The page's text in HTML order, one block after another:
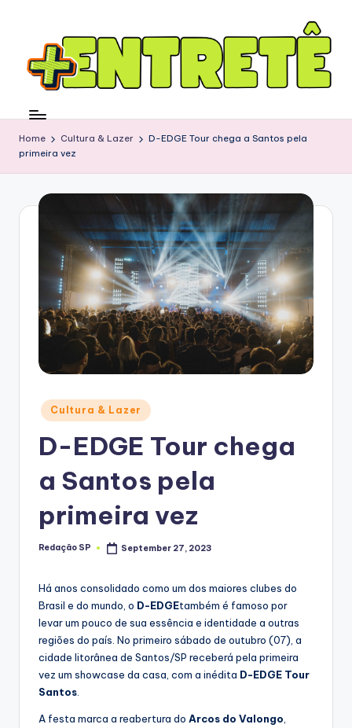
Home Cultura & Lazer
D-EDGE Tour chega a Santos pela
primeira vez
Posted
in
Cultura & Lazer
D-EDGE Tour chega
a Santos pela
primeira vez
Posted
Redação SP September 27, 2023
Há anos consolidado como um dos maiores clubes do
Brasil e do mundo, o D-EDGEtambém é famoso por
levar um pouco de sua essência e identidade a outras
regiões do país. No primeiro sábado de outubro (07), a
cidade litorânea de Santos/SP receberá pela primeira
vez um showcase da casa, com a inédita D-EDGE Tour
Santos
A festa marca a reabertura do Arcos do Valongo